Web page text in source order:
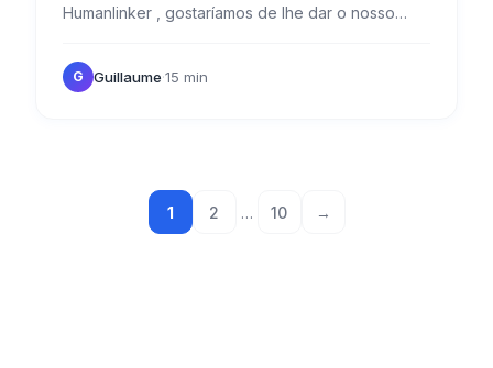
Humanlinker , gostaríamos de lhe dar o nosso
vantagens e limitações.…
G Guillaume·15 min
1 2 … 10 →